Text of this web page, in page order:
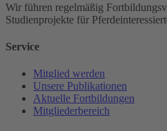
Wir führen regelmäßig
Studienprojekte für
Service
Mitglied werden
Unsere Publikationen
Aktuelle Fortbildungen
Mitgliederbereich